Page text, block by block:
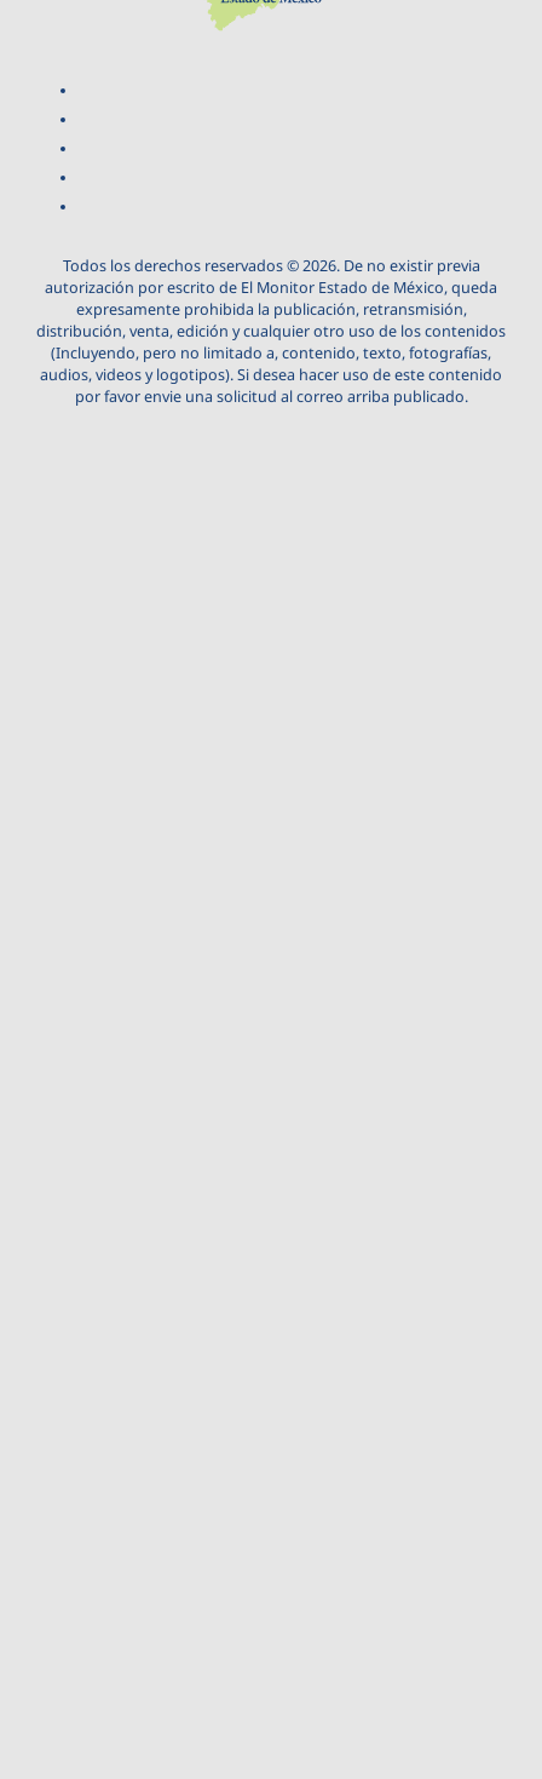
Todos los derechos reservados © 2026. De no existir previa
autorización por escrito de El Monitor Estado de México, queda
expresamente prohibida la publicación, retransmisión,
distribución, venta, edición y cualquier otro uso de los contenidos
(Incluyendo, pero no limitado a, contenido, texto, fotografías,
audios, videos y logotipos). Si desea hacer uso de este contenido
por favor envie una solicitud al correo arriba publicado.